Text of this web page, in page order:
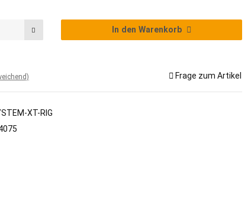
In den Warenkorb
Frage zum Artikel
XT-RIG